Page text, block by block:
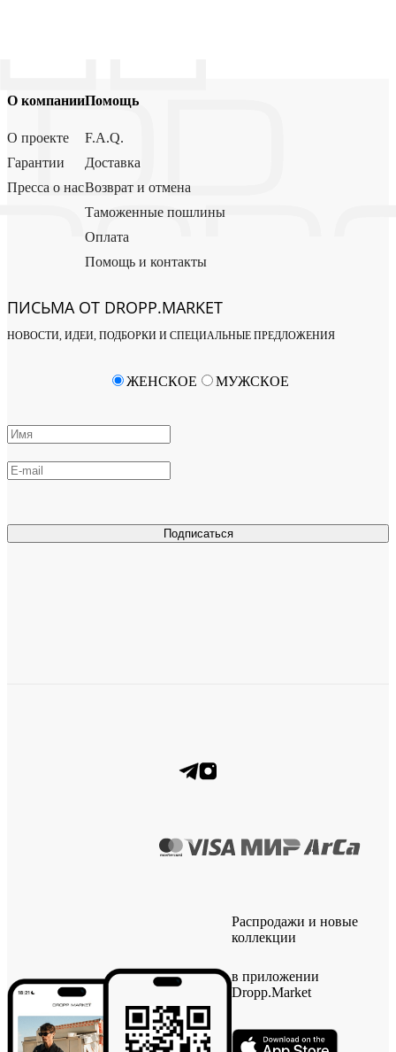
О компании
О проекте
Гарантии
Пресса о нас
Помощь
F.A.Q.
Доставка
Возврат и отмена
Таможенные пошлины
Оплата
Помощь и контакты
ПИСЬМА ОТ DROPP.MARKET
НОВОСТИ, ИДЕИ, ПОДБОРКИ И СПЕЦИАЛЬНЫЕ ПРЕДЛОЖЕНИЯ
Подписаться
ЖЕНСКОЕ МУЖСКОЕ
Распродажи и новые
коллекции
в приложении
Dropp.Market